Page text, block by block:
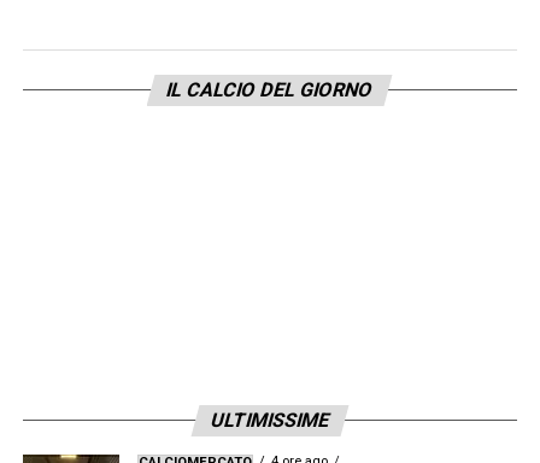
sfida della Serie A. L’interesse è reale, e nelle
prossime settimane potrebbero arrivare
IL CALCIO DEL GIORNO
ULTIMISSIME